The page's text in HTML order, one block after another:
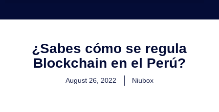
¿Sabes cómo se regula
Blockchain en el Perú?
August 26, 2022 Niubox